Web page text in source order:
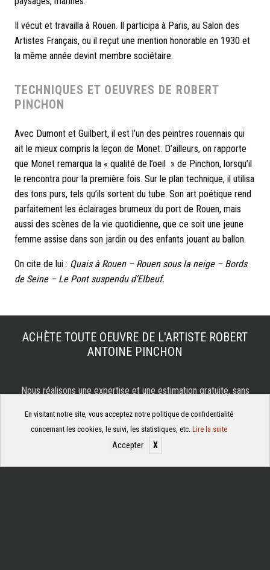
En visitant notre site, vous acceptez notre politique de confidentialité
concernant les cookies, le suivi, les statistiques, etc. Lire la suite
Accepter X
Il vécut et travailla à Rouen. Il participa à Paris, au Salon des
Artistes Français, ou il reçut une mention honorable en 1930 et
la même année devint membre sociétaire.
TECHNIQUES ET OEUVRES DE ROBERT
PINCHON
Avec Dumont et Guilbert, il est l’un des peintres rouennais qui
ait le mieux compris la leçon de Monet. D’ailleurs, on rapporte
que Monet remarqua la « qualité de l’oeil » de Pinchon, lorsqu’il
le rencontra pour la première fois. Sur le plan technique, il utilisa
des tons purs, tels qu’ils sortent du tube. Son art poétique rend
parfaitement les éclairages brumeux du port de Rouen, mais
aussi des scènes de la vie quotidienne, que ce soit une jeune
femme assise dans son jardin ou des enfants jouant au ballon.
On cite de lui : Quais à Rouen – Rouen sous la neige – Bords
de Seine – Le Pont suspendu d’Elbeuf.
ACHÈTE TOUTE OEUVRE DE L'ARTISTE ROBERT
ANTOINE PINCHON
Nous réalisons une expertise et une estimation gratuite, sans
Déplacement dans toute la france
DEMANDE D’ESTIMATION